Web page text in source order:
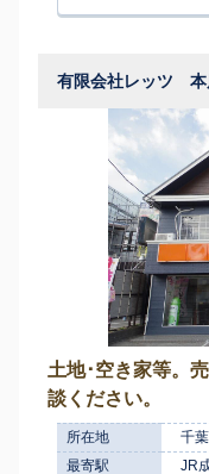
有限会社レッツ 本
土地･空き家等。
談ください。
所在地
千
最寄駅
JR